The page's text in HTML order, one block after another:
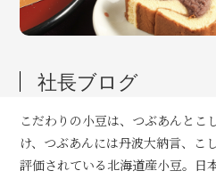
社長ブログ
こだわりの小豆は、つぶあんとこ
け、つぶあんには丹波大納言、こ
評価されている北海道産小豆。日